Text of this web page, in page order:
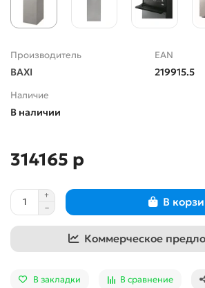
Производитель
BAXI
EAN
219915.5
Наличие
В наличии
314165 р
В
Коммерческое
В закладки В сравнение